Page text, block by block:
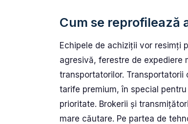
Cum se reprofilează
Echipele de achiziții vor resimți
agresivă, ferestre de expediere
transportatorilor.
tarife premium, în special
prioritate. Brokerii și
mare căutare. Pe partea de